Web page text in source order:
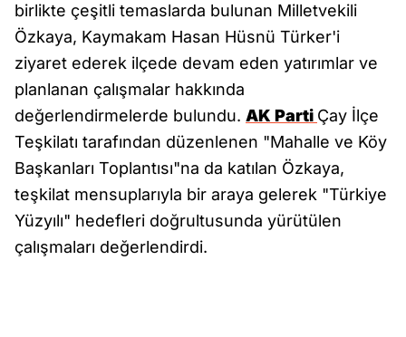
birlikte çeşitli temaslarda bulunan Milletvekili
Özkaya, Kaymakam Hasan Hüsnü Türker'i
ziyaret ederek ilçede devam eden yatırımlar ve
planlanan çalışmalar hakkında
değerlendirmelerde bulundu. AK Parti Çay İlçe
Teşkilatı tarafından düzenlenen "Mahalle ve Köy
Başkanları Toplantısı"na da katılan Özkaya,
teşkilat mensuplarıyla bir araya gelerek "Türkiye
Yüzyılı" hedefleri doğrultusunda yürütülen
çalışmaları değerlendirdi.